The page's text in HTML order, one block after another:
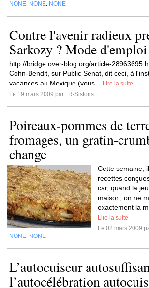
NONE NONE NONE
Contre l'avenir radieux
Sarkozy ? Mode
http://bridge.over-blog.org/article-
Cohn-Bendit, sur Public Senat, dit ceci, à
vacances au Mexique (vous...
Lire la suite
Le 19 mars 2009 par
R-Sistons
Poireaux-pommes de
fromages, un gratin-
change
Cette semaine,
recettes
car, quand la
maison, on ne
exactement la
Lire la suite
Le 02 mars 2009
NONE NONE
L’autocuiseur
l’autocélébration